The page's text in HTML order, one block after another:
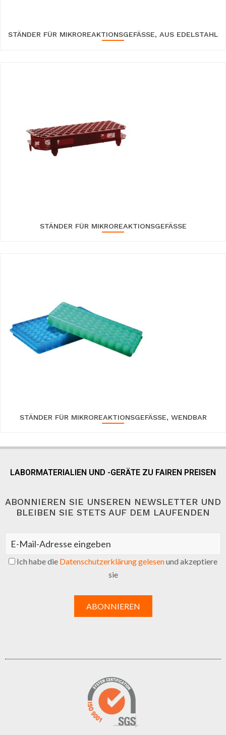
STÄNDER FÜR MIKROREAKTIONSGEFÄSSE, AUS EDELSTAHL
STÄNDER FÜR MIKROREAKTIONSGEFÄSSE
STÄNDER FÜR MIKROREAKTIONSGEFÄSSE, WENDBAR
LABORMATERIALIEN UND -GERÄTE ZU FAIREN PREISEN
ABONNIEREN SIE UNSEREN NEWSLETTER UND
BLEIBEN SIE STETS AUF DEM LAUFENDEN
Ich habe die Datenschutzerklärung gelesenund akzeptiere
sie